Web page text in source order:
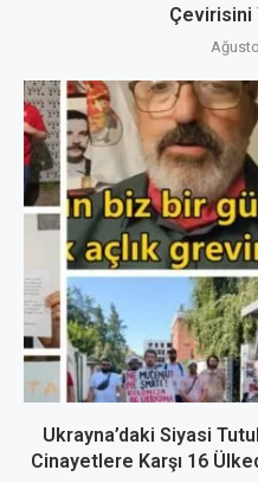
Çevirisini
Ukrayna’daki Siyasi
Cinayetlere Karşı 16